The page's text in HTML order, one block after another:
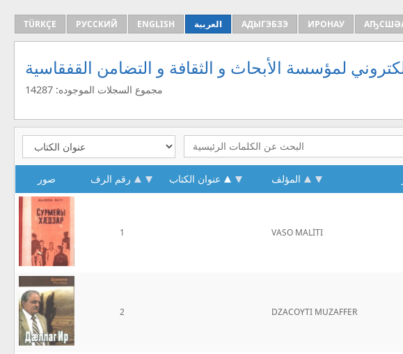
TÜRKÇE РУССКИЙ ENGLISH العربية АДЫГЭБЗЭ ИРОНАУ
لمؤسسة الأبحاث و الثقافة و التضامن القفقاسية
مجموع السجلات الموجوده: 14287
صور رقم الرف عنوان الكتاب
1 VASO MALİTI
2 DZACOYTI MUZAFFER